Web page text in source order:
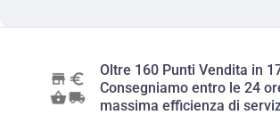
Oltre 160 Punti Vendita in
Consegniamo entro le 24
massima efficienza di